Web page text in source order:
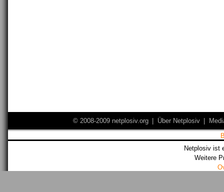
© 2008-2009 netplosiv.org Über Netplosiv
Netplosiv ist
Weitere